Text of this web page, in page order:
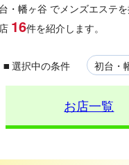
・幡ヶ谷 でメンズエステ
16件を紹介します。
▪ 選択中の条件 初台・
お店一覧